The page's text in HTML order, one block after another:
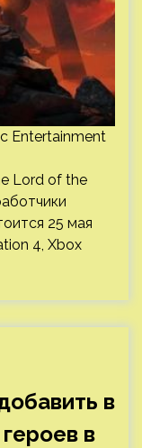
Entertainment
Lord of the
25 мая
4, Xbox
в
в